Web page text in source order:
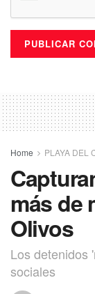
Home PLAYA DEL
más de
Olivos
Los detenidos
sociales